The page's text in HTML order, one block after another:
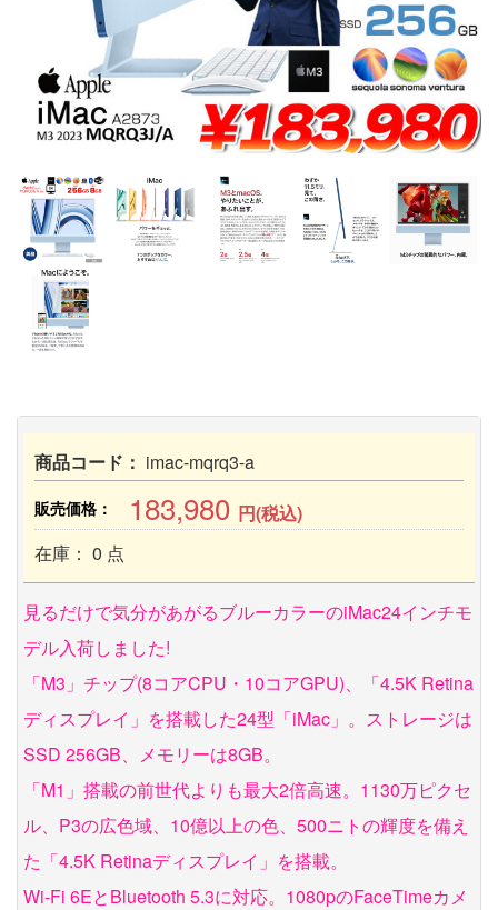
商品コード： imac-mqrq3-a
販売価格： 183,980 円(税込)
在庫： 0 点
見るだけで気分があがるブルーカラーのiMac24インチモ
デル入荷しました!
「M3」チップ(8コアCPU・10コアGPU)、「4.5K Retina
ディスプレイ」を搭載した24型「iMac」。ストレージは
SSD 256GB、メモリーは8GB。
「M1」搭載の前世代よりも最大2倍高速。1130万ピクセ
ル、P3の広色域、10億以上の色、500ニトの輝度を備え
た「4.5K Retinaディスプレイ」を搭載。
Wi-Fi 6EとBluetooth 5.3に対応。1080pのFaceTimeカメ